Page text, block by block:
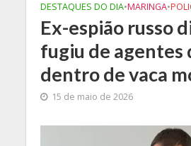
DESTAQUES DO DIA•MARINGA•
Ex-espião russo
fugiu de agentes
dentro de vaca
15 de maio de 2026